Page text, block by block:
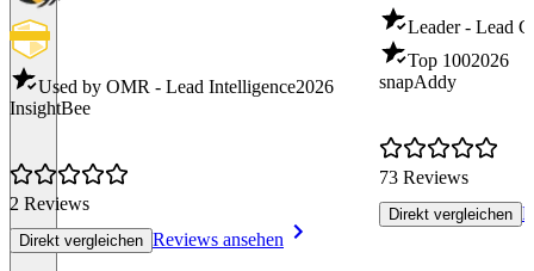
Used by OMR - Lead Intelligence2026
InsightBee
2 Reviews
Direkt vergleichen Reviews ansehen
Leader - Lead
Top 1002026
snapAddy
73 Reviews
Direkt vergleichen